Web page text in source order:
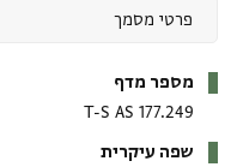
מספר מדף
T-S AS 177.249
שפה עיקרית